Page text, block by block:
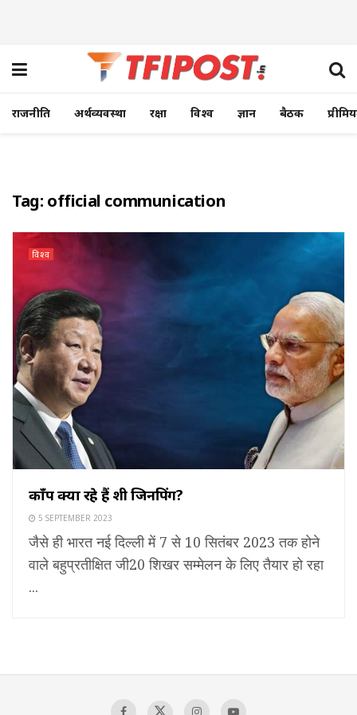
राजनीति अर्थव्यवस्था रक्षा विश्व ज्ञान बैठक
Tag: official communication
विश्व
काँप क्यों रहे हैं शी जिनपिंग?
5 SEPTEMBER 2023
जैसे ही भारत नई दिल्ली में 7 से 10 सितंबर 2023 तक होने
वाले बहुप्रतीक्षित जी20 शिखर सम्मेलन के लिए तैयार हो रहा
...